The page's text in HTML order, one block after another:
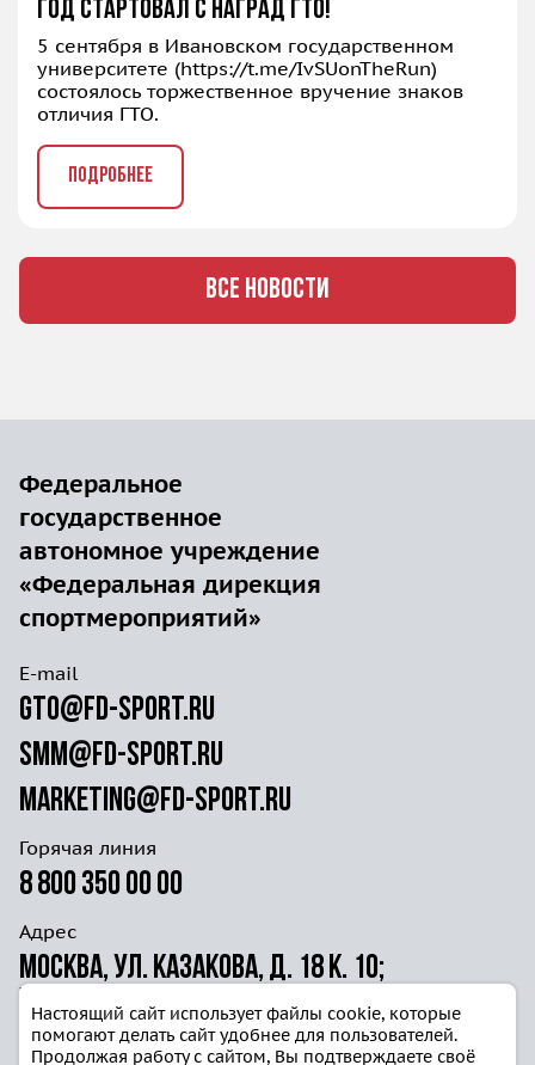
год стартовал с наград ГТО!
5 сентября в Ивановском государственном
университете (https://t.me/IvSUonTheRun)
состоялось торжественное вручение знаков
отличия ГТО.
ПОДРОБНЕЕ
ВСЕ НОВОСТИ
Федеральное
государственное
автономное учреждение
«Федеральная дирекция
спортмероприятий»
E-mail
gto@fd-sport.ru
smm@fd-sport.ru
marketing@fd-sport.ru
Горячая линия
8 800 350 00 00
Адрес
Москва, ул. Казакова, д. 18 к. 10;
ул. Волочаевская д. 40г ст. 4
Настоящий сайт использует файлы cookie, которые
помогают делать сайт удобнее для пользователей.
Продолжая работу с сайтом, Вы подтверждаете своё